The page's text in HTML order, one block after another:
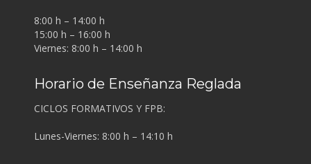
8:00 h – 14:00 h
15:00 h – 16:00 h
Viernes: 8:00 h – 14:00 h
Horario de Enseñanza Reglada
CICLOS FORMATIVOS Y FPB:
Lunes-Viernes: 8:00 h – 14:10 h